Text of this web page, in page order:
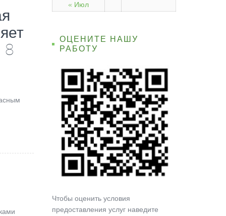
8
« Июл
ОЦЕНИТЕ НАШУ
РАБОТУ
Чтобы оценить условия
предоставления услуг наведите